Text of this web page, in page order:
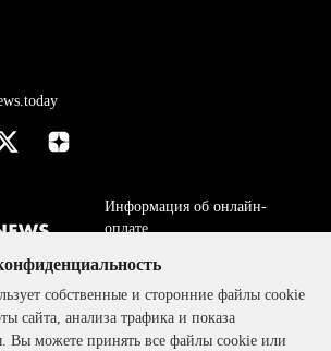
Информация об онлайн-
оплате
ДОГОВОР-ОФЕРТА
Политика
конфиденциальности
собственные и сторонние файлы cookie
сайта, анализа трафика и показа
Вы можете принять все файлы cookie или